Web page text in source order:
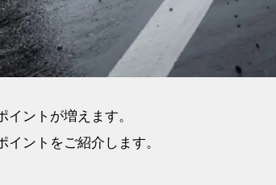
ントが増えます。
ントをご紹介します。